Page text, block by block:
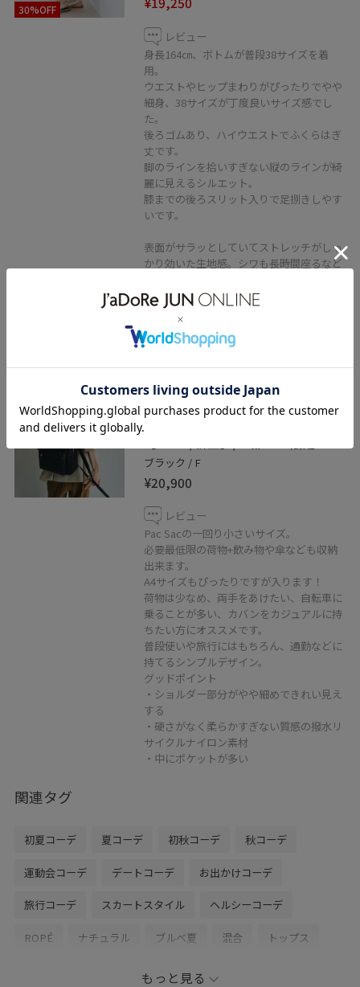
30%OFF
レビュー
身長164㎝、ボトムが普段38サイズを着
用。
ウエストやヒップまわりがぴったりでやや
細身、38サイズが丁度良いサイズ感でし
た。
後ろゴムあり、ハイウエストでふくらはぎ
丈です。
脚のラインを拾いすぎない縦のラインが綺
麗に見えるシルエット。
膝までの後ろスリット入りで足捌きしやす
いです。
表面がサラッとしていてストレッチがしっ
かり効いた生地感。シワも長時間座るなど
裏地なしで長いシーズン着られます。
透け感はありません。
予約
ROPÉ
【E'POR】【撥水】 Pac Sac
ブラック / F
¥20,900
レビュー
Pac Sacの一回り小さいサイズ。
必要最低限の荷物+飲み物や傘なども収納
出来ます。
A4サイズもぴったりですが入ります！
荷物は少なめ、両手をあけたい、自転車に
乗ることが多い、カバンをカジュアルに持
ちたい方にオススメです。
普段使いや旅行にはもちろん、通勤などに
持てるシンプルデザイン。
グッドポイント
・ショルダー部分がやや細めできれい見え
する
・硬さがなく柔らかすぎない質感の撥水リ
サイクルナイロン素材
・中にポケットが多い
関連タグ
初夏コーデ 夏コーデ 初秋コーデ 秋コーデ
運動会コーデ デートコーデ お出かけコーデ
旅行コーデ スカートスタイル ヘルシーコーデ
ROPÉ ナチュラル ブルべ夏 混合 トップス
シャツ/ブラウス
もっと見る